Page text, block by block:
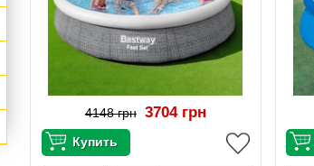
4148 грн 3704 грн